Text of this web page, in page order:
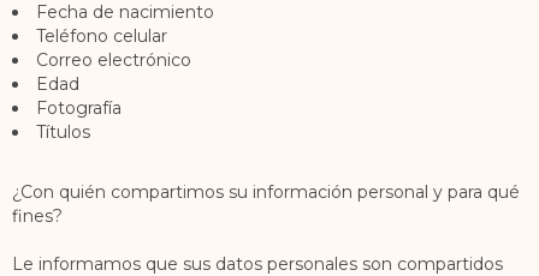
Fecha de nacimiento
Teléfono celular
Correo electrónico
Edad
Fotografía
Títulos
¿Con quién compartimos su información personal y para qué
fines?
Le informamos que sus datos personales son compartidos